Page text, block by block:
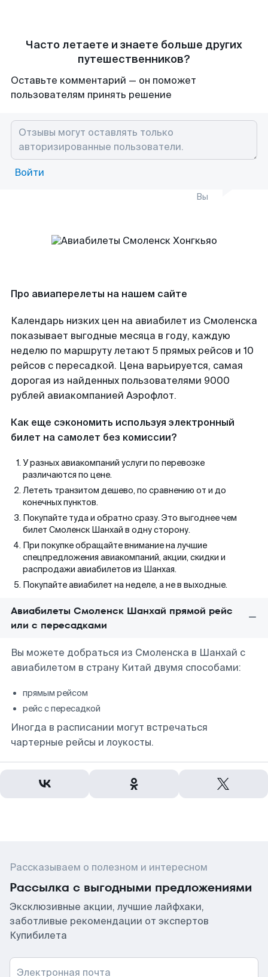
Часто летаете и знаете больше других
путешественников?
Оставьте комментарий — он поможет
пользователям принять решение
Войти
Вы
Про авиаперелеты на нашем сайте
Календарь низких цен на авиабилет из Смоленска
показывает выгодные месяца в году, каждую
неделю по маршруту летают 5 прямых рейсов и 10
рейсов с пересадкой. Цена варьируется, самая
дорогая из найденных пользователями 9000
рублей авиакомпанией Аэрофлот.
Как еще сэкономить используя электронный
билет на самолет без комиссии?
У разных авиакомпаний услуги по перевозке
различаются по цене.
Лететь транзитом дешево, по сравнению от и до
конечных пунктов.
Покупайте туда и обратно сразу. Это выгоднее чем
билет Смоленск Шанхай в одну сторону.
При покупке обращайте внимание на лучшие
спецпредложения авиакомпаний, акции, скидки и
распродажи авиабилетов из Шанхая.
Покупайте авиабилет на неделе, а не в выходные.
Авиабилеты Смоленск Шанхай прямой рейс
или с пересадками
Вы можете добраться из Смоленска в Шанхай с
авиабилетом в страну Китай двумя способами:
прямым рейсом
рейс с пересадкой
Иногда в расписании могут встречаться
чартерные рейсы и лоукосты.
Рассказываем о полезном и интересном
Рассылка с выгодными предложениями
Эксклюзивные акции, лучшие лайфхаки,
заботливые рекомендации от экспертов
Купибилета
Электронная почта